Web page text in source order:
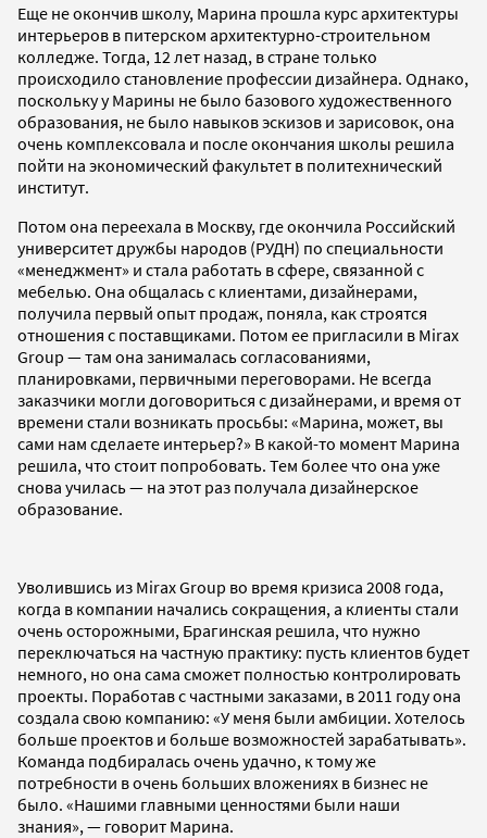
Еще не окончив школу, Марина прошла курс архитектуры
интерьеров в питерском архитектурно-строительном
колледже. Тогда, 12 лет назад, в стране только
происходило становление профессии дизайнера. Однако,
поскольку у Марины не было базового художественного
образования, не было навыков эскизов и зарисовок, она
очень комплексовала и после окончания школы решила
пойти на экономический факультет в политехнический
институт.
Потом она переехала в Москву, где окончила Российский
университет дружбы народов (РУДН) по специальности
«менеджмент» и стала работать в сфере, связанной с
мебелью. Она общалась с клиентами, дизайнерами,
получила первый опыт продаж, поняла, как строятся
отношения с поставщиками. Потом ее пригласили в Mirax
Group — там она занималась согласованиями,
планировками, первичными переговорами. Не всегда
заказчики могли договориться с дизайнерами, и время от
времени стали возникать просьбы: «Марина, может, вы
сами нам сделаете интерьер?» В какой-то момент Марина
решила, что стоит попробовать. Тем более что она уже
снова училась — на этот раз получала дизайнерское
образование.
Уволившись из Mirax Group во время кризиса 2008 года,
когда в компании начались сокращения, а клиенты стали
очень осторожными, Брагинская решила, что нужно
переключаться на частную практику: пусть клиентов будет
немного, но она сама сможет полностью контролировать
проекты. Поработав с частными заказами, в 2011 году она
создала свою компанию: «У меня были амбиции. Хотелось
больше проектов и больше возможностей зарабатывать».
Команда подбиралась очень удачно, к тому же
потребности в очень больших вложениях в бизнес не
было. «Нашими главными ценностями были наши
знания», — говорит Марина.